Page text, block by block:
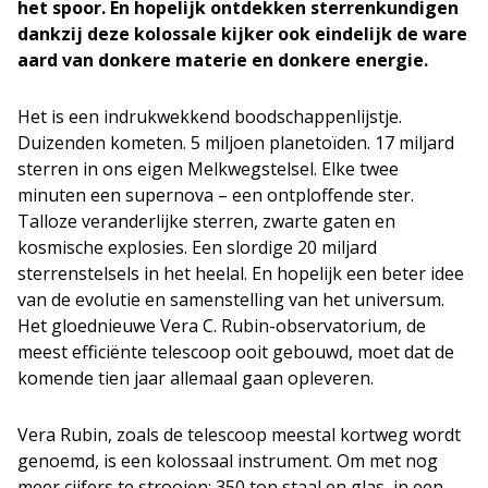
het spoor. En hopelijk ontdekken sterrenkundigen
dankzij deze kolossale kijker ook eindelijk de ware
aard van donkere materie en donkere energie.
Het is een indrukwekkend boodschappenlijstje.
Duizenden kometen. 5 miljoen planetoïden. 17 miljard
sterren in ons eigen Melkwegstelsel. Elke twee
minuten een supernova – een ontploffende ster.
Talloze veranderlijke sterren, zwarte gaten en
kosmische explosies. Een slordige 20 miljard
sterrenstelsels in het heelal. En hopelijk een beter idee
van de evolutie en samenstelling van het universum.
Het gloednieuwe Vera C. Rubin-observatorium, de
meest efficiënte telescoop ooit gebouwd, moet dat de
komende tien jaar allemaal gaan opleveren.
Vera Rubin, zoals de telescoop meestal kortweg wordt
genoemd, is een kolossaal instrument. Om met nog